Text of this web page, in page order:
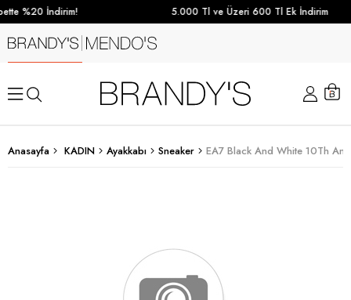
%20 İndirim! 5.000 Tl ve Üzeri 600 Tl Ek İndirim
Anasayfa KADIN Ayakkabı Sneaker EA7 Black And White 10Th